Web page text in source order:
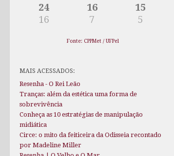
24
16
16
7
15
5
Fonte: CPPMet / UFPel
MAIS ACESSADOS:
Resenha - O Rei Leão
Tranças: além da estética uma forma de
sobrevivência
Conheça as 10 estratégias de manipulação
midiática
Circe: o mito da feiticeira da Odisseia recontado
por Madeline Miller